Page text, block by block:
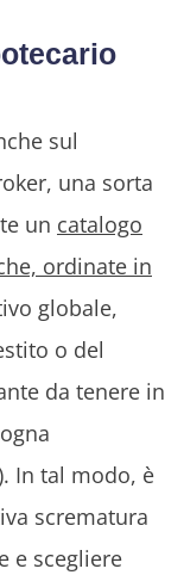
sul
una sorta
un catalogo
ordinate in
globale,
o del
da tenere in
In tal modo, è
scrematura
e scegliere